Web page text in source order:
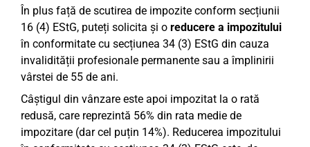
În plus față de scutirea de impozite conform secțiunii
16 (4) EStG, puteți solicita și o reducere a impozitului
în conformitate cu secțiunea 34 (3) EStG din cauza
invalidității profesionale permanente sau a împlinirii
vârstei de 55 de ani.
Câștigul din vânzare este apoi impozitat la o rată
redusă, care reprezintă 56% din rata medie de
impozitare (dar cel puțin 14%). Reducerea impozitului